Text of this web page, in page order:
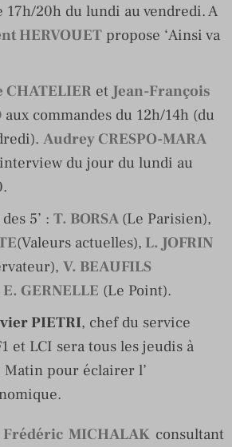
17h/20h du lundi au vendredi. A
HERVOUET propose ‘Ainsi va
CHATELIER et Jean-François
aux commandes du 12h/14h (du
Audrey CRESPO-MARA
du jour du lundi au
5’ : T. BORSA (Le Parisien),
(Valeurs actuelles), L. JOFRIN
V. BEAUFILS
E. GERNELLE (Le Point).
PIETRI, chef du service
et LCI sera tous les jeudis à
pour éclairer l’
Frédéric MICHALAKconsultant